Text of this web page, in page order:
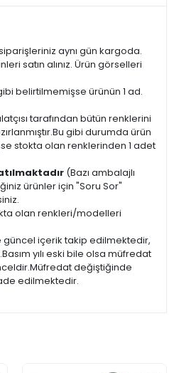
aynı gün kargoda.
satın alınız. Ürün görselleri
belirtilmemişse ürünün 1 ad.
tarafından bütün renklerini
gibi durumda ürün
stokta olan renklerinden 1 adet
(Bazı ambalajlı
ürünler için "Soru Sor"
olan renkleri/modelleri
içerik takip edilmektedir,
yılı eski bile olsa müfredat
değiştiğinde
edilmektedir.